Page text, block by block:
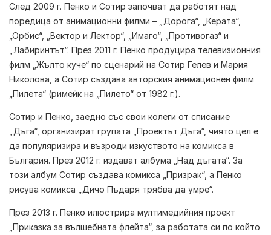
След 2009 г. Пенко и Сотир започват да работят над
поредица от анимационни филми – „Дорога“, „Керата“,
„Орбис“, „Вектор и Лектор“, „Имаго“, „Противогаз“ и
„Лабиринтът“. През 2011 г. Пенко продуцира телевизионния
филм „Жълто куче“ по сценарий на Сотир Гелев и Мария
Николова, а Сотир създава авторския анимационен филм
„Пилета“ (римейк на „Пилето“ от 1982 г.).
Сотир и Пенко, заедно със свои колеги от списание
„Дъга“, организират групата „Проектът Дъга“, чиято цел е
да популяризира и възроди изкуството на комикса в
България. През 2012 г. издават албума „Над дъгата“. За
този албум Сотир създава комикса „Призрак“, а Пенко
рисува комикса „Дичо Пъдаря трябва да умре“.
През 2013 г. Пенко илюстрира мултимедийния проект
„Приказка за вълшебната флейта“, за работата си по който